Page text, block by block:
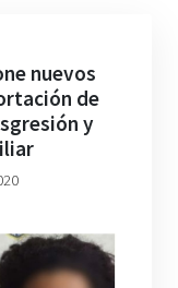
nuevos
de
y